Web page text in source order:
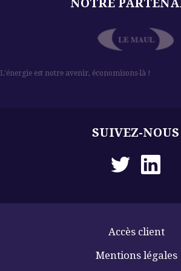
NOTRE
L'énergie est notre avenir, économisons-là !
SUIVEZ-NOUS
Accès client
Mentions légales